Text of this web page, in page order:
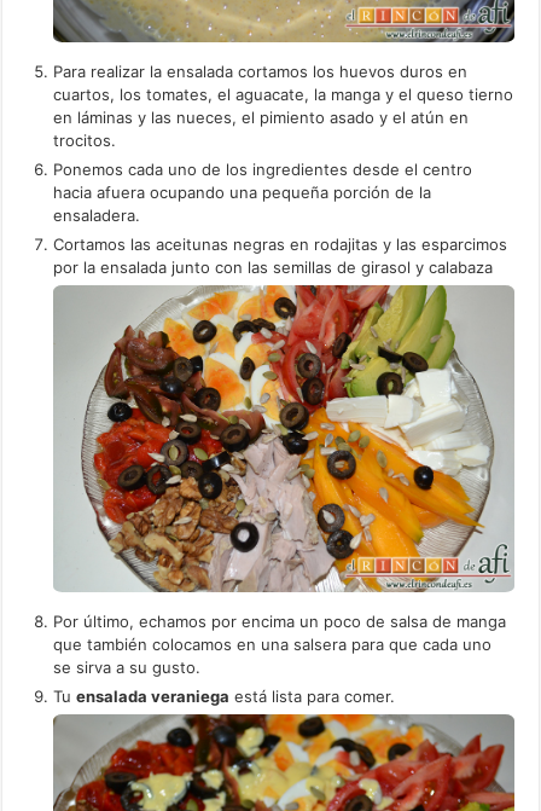
Para realizar la ensalada cortamos los huevos duros en
cuartos, los tomates, el aguacate, la manga y el queso tierno
en láminas y las nueces, el pimiento asado y el atún en
trocitos.
Ponemos cada uno de los ingredientes desde el centro
hacia afuera ocupando una pequeña porción de la
ensaladera.
Cortamos las aceitunas negras en rodajitas y las esparcimos
por la ensalada junto con las semillas de girasol y calabaza
Por último, echamos por encima un poco de salsa de manga
que también colocamos en una salsera para que cada uno
se sirva a su gusto.
Tuensalada veraniega está lista para comer.